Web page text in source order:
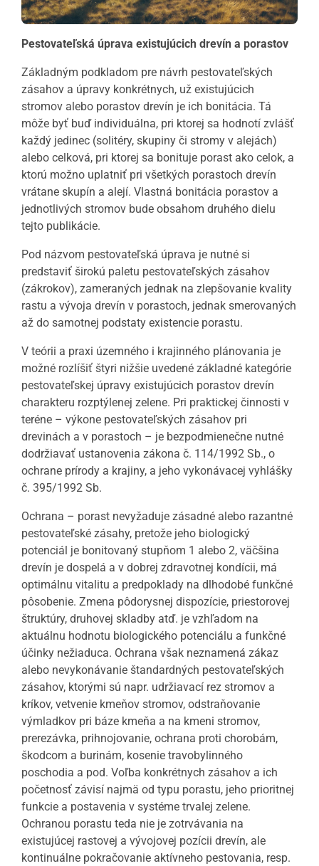
Pestovateľská úprava existujúcich drevín a porastov
Základným podkladom pre návrh pestovateľských
zásahov a úpravy konkrétnych, už existujúcich
stromov alebo porastov drevín je ich bonitácia. Tá
môže byť buď individuálna, pri ktorej sa hodnotí zvlášť
každý jedinec (solitéry, skupiny či stromy v alejách)
alebo celková, pri ktorej sa bonituje porast ako celok, a
ktorú možno uplatniť pri všetkých porastoch drevín
vrátane skupín a alejí. Vlastná bonitácia porastov a
jednotlivých stromov bude obsahom druhého dielu
tejto publikácie.
Pod názvom pestovateľská úprava je nutné si
predstaviť širokú paletu pestovateľských zásahov
(zákrokov), zameraných jednak na zlepšovanie kvality
rastu a vývoja drevín v porastoch, jednak smerovaných
až do samotnej podstaty existencie porastu.
V teórii a praxi územného i krajinného plánovania je
možné rozlíšiť štyri nižšie uvedené základné kategórie
pestovateľskej úpravy existujúcich porastov drevín
charakteru rozptýlenej zelene. Pri praktickej činnosti v
teréne – výkone pestovateľských zásahov pri
drevinách a v porastoch – je bezpodmienečne nutné
dodržiavať ustanovenia zákona č. 114/1992 Sb., o
ochrane prírody a krajiny, a jeho vykonávacej vyhlášky
č. 395/1992 Sb.
Ochrana – porast nevyžaduje zásadné alebo razantné
pestovateľské zásahy, pretože jeho biologický
potenciál je bonitovaný stupňom 1 alebo 2, väčšina
drevín je dospelá a v dobrej zdravotnej kondícii, má
optimálnu vitalitu a predpoklady na dlhodobé funkčné
pôsobenie. Zmena pôdorysnej dispozície, priestorovej
štruktúry, druhovej skladby atď. je vzhľadom na
aktuálnu hodnotu biologického potenciálu a funkčné
účinky nežiaduca. Ochrana však neznamená zákaz
alebo nevykonávanie štandardných pestovateľských
zásahov, ktorými sú napr. udržiavací rez stromov a
kríkov, vetvenie kmeňov stromov, odstraňovanie
výmladkov pri báze kmeňa a na kmeni stromov,
prerezávka, prihnojovanie, ochrana proti chorobám,
škodcom a burinám, kosenie travobylinného
poschodia a pod. Voľba konkrétnych zásahov a ich
početnosť závisí najmä od typu porastu, jeho prioritnej
funkcie a postavenia v systéme trvalej zelene.
Ochranou porastu teda nie je zotrvávania na
existujúcej rastovej a vývojovej pozícii drevín, ale
kontinuálne pokračovanie aktívneho pestovania, resp.